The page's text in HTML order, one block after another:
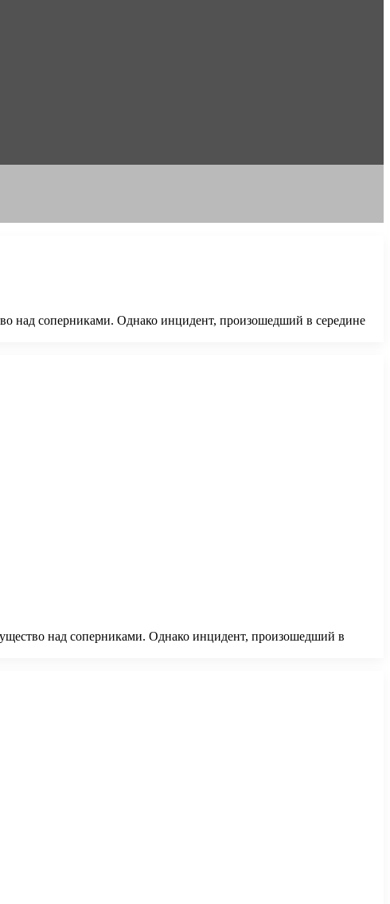
над соперниками. Однако инцидент, произошедший в середине
над соперниками. Однако инцидент, произошедший в